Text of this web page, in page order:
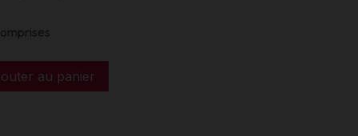
au panier